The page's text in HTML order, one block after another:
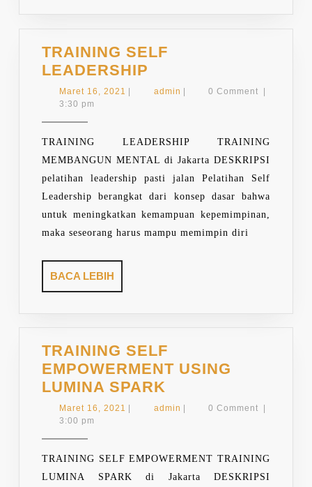
TRAINING SELF
LEADERSHIP
SELF
Maret 16, 2021 Maret
| admin admin
| 0 Comment
|
3:30 pm
TRAINING LEADERSHIP TRAINING
MEMBANGUN MENTAL di Jakarta DESKRIPSI
pelatihan leadership pasti jalan Pelatihan Self
Leadership berangkat dari konsep dasar bahwa
untuk meningkatkan kemampuan kepemimpinan,
maka seseorang harus mampu memimpin diri
BACA LEBIH
LEBIH
TRAINING SELF
EMPOWERMENT USING
LUMINA SPARK
SELF
LUMINA
SPARK
Maret 16, 2021 Maret
admin admin 0 Comment
3:00 pm
TRAINING SELF EMPOWERMENT TRAINING
LUMINA SPARK di Jakarta DESKRIPSI